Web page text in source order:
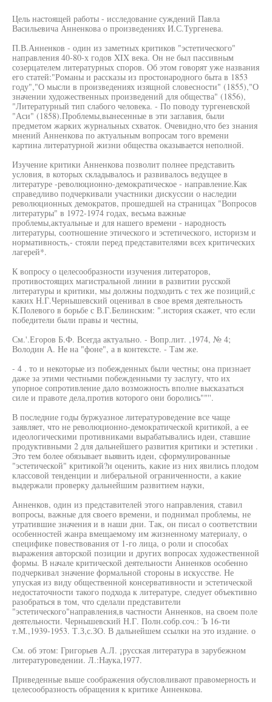
Цель настоящей работы - исследование суждений Павла
Васильевича Анненкова о произведениях И.С.Тургенева.
П.В.Анненков - один из заметных критиков "эстетического"
направления 40-80-х годов XIX века. Он не был пассивным
созерцателем литературных споров. Об этом говорят уже названия
его статей:"Романы и рассказы из простонародного быта в 1853
году","О мысли в произведениях изящной словесности" (1855),"О
значении художественных произведений для общества" (1856),
"Литературный тип слабого человека. - По поводу тургеневской
"Аси" (1858).Проблемы,вынесенные в эти заглавия, были
предметом жарких журнальных схваток. Очевидно,что без знания
мнений Анненкова по актуальным вопросам того времени
картина литературной жизни общества оказывается неполной.
Изучение критики Анненкова позволит полнее представить
условия, в которых складывалось и развивалось ведущее в
литературе -революционно-демократическое - направление.Как
справедливо подчеркивали участники дискуссии о наследии
революционных демократов, прошедшей на страницах "Вопросов
литературы" в 1972-1974 годах, весьма важные
проблемы,актуальные и для нашего времени - народность
литературы, соотношение этического и эстетического, историзм и
нормативность,- стояли перед представителями всех критических
лагерей*.
К вопросу о целесообразности изучения литераторов,
противостоящих магистральной линии в развитии русской
литературы и критики, мы должны подходить с тех же позиций,с
каких Н.Г.Чернышевский оценивал в свое время деятельность
К.Полевого в борьбе с В.Г.Белинским: ".история скажет, что если
победители были правы и честны,
См.'.Егоров Б.Ф. Всегда актуально. - Вопр.лит. ,1974, № 4;
Володин А. Не на "фоне", а в контексте. - Там же.
- 4 . то и некоторые из побежденных были честны; она признает
даже за этими честными побежденными ту заслугу, что их
упорное сопротивление дало возможность вполне высказаться
силе и правоте дела,против которого они боролись""''.
В последние годы буржуазное литературоведение все чаще
заявляет, что не революционно-демократической критикой, а ее
идеологическими противниками вырабатывались идеи, ставшие
продуктивными 2 для дальнейшего развития критики и эстетики .
Это тем более обязывает выявить идеи, сформулированные
"эстетической" критикой?и оценить, какие из них явились плодом
классовой тенденции и либеральной ограниченности, а какие
выдержали проверку дальнейшим развитием науки,
Анненков, один из представителей этого направления, ставил
вопросы, важные для своего времени, и поднимал проблемы, не
утратившие значения и в наши дни. Так, он писал о соответствии
особенностей жанра вмещаемому им жизненному материалу, о
специфике повествования от 1-го лица, о роли и способах
выражения авторской позиции и других вопросах художественной
формы. В начале критической деятельности Анненков особенно
подчеркивал значение формальной стороны в искусстве. Не
упуская из виду общественной консервативности и эстетической
недостаточности такого подхода к литературе, следует объективно
разобраться в том, что сделали представители
"эстетического"направления,в частности Анненков, на своем поле
деятельности. Чернышевский Н.Г. Полн.собр.соч.: Ъ 16-ти
т.М.,1939-1953. Т.З,с.ЗО. В дальнейшем ссылки на это издание. о
См. об этом: Григорьев А.Л. ¡русская литература в зарубежном
литературоведении. Л.:Наука,1977.
Приведенные выше соображения обусловливают правомерность и
целесообразность обращения к критике Анненкова.